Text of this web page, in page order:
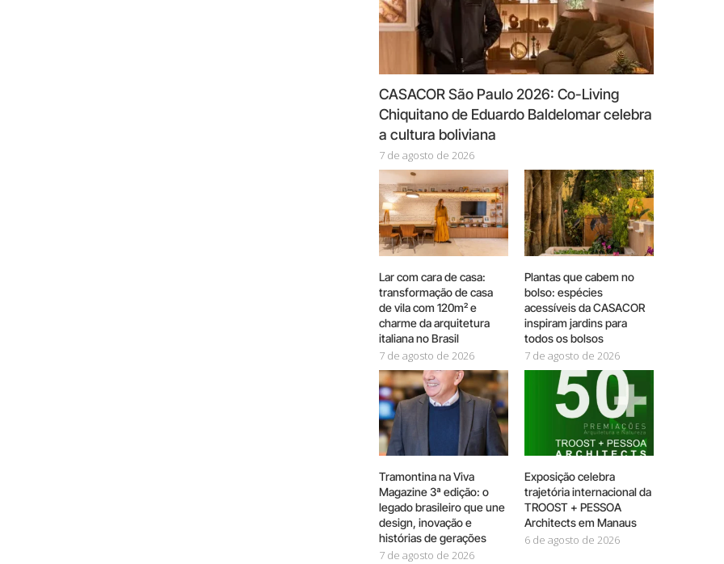
CASACOR São Paulo 2026: Co-Living
Chiquitano de Eduardo Baldelomar celebra
a cultura boliviana
7 de agosto de 2026
Lar com cara de casa:
transformação de casa
de vila com 120m² e
charme da arquitetura
italiana no Brasil
7 de agosto de 2026
Plantas que cabem no
bolso: espécies
acessíveis da CASACOR
inspiram jardins para
todos os bolsos
7 de agosto de 2026
Tramontina na Viva
Magazine 3ª edição: o
legado brasileiro que une
design, inovação e
histórias de gerações
7 de agosto de 2026
Exposição celebra
trajetória internacional da
TROOST + PESSOA
Architects em Manaus
6 de agosto de 2026